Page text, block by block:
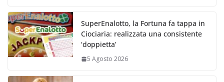
SuperEnalotto, la Fortuna fa tappa in
Ciociaria: realizzata una consistente
‘doppietta’
5 Agosto 2026